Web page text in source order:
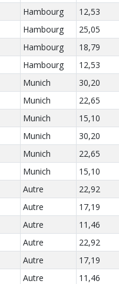
Hambourg 12,53
Hambourg 25,05
Hambourg 18,79
Hambourg 12,53
Munich 30,20
Munich 22,65
Munich 15,10
Munich 30,20
Munich 22,65
Munich 15,10
Autre 22,92
Autre 17,19
Autre 11,46
Autre 22,92
Autre 17,19
Autre 11,46